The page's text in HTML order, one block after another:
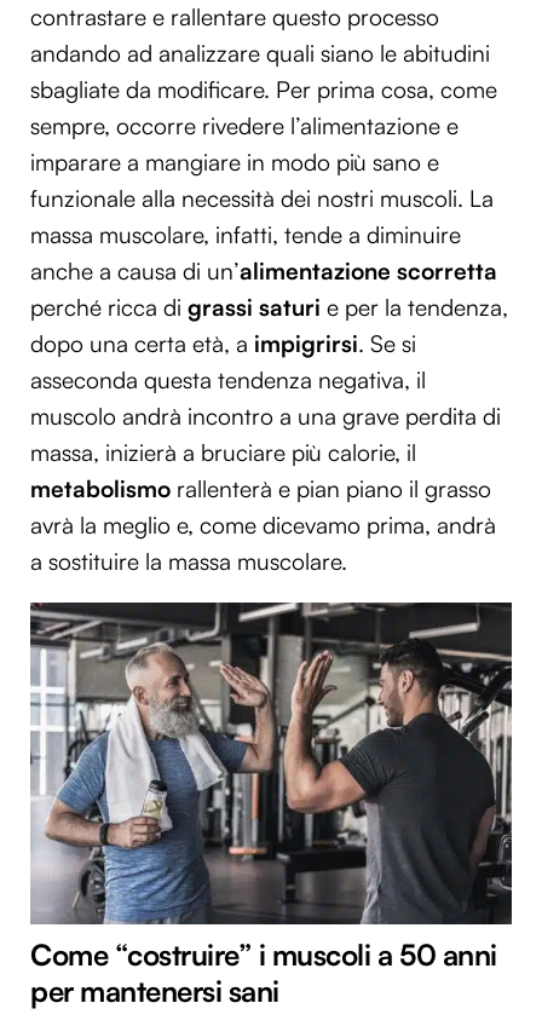
contrastare e rallentare questo processo
andando ad analizzare quali siano le abitudini
sbagliate da modificare. Per prima cosa, come
sempre, occorre rivedere l’alimentazione e
imparare a mangiare in modo più sano e
funzionale alla necessità dei nostri muscoli. La
massa muscolare, infatti, tende a diminuire
anche a causa di un’alimentazione scorretta
perché ricca di grassi saturi e per la tendenza,
dopo una certa età, a impigrirsi. Se si
asseconda questa tendenza negativa, il
muscolo andrà incontro a una grave perdita di
massa, inizierà a bruciare più calorie, il
metabolismo rallenterà e pian piano il grasso
avrà la meglio e, come dicevamo prima, andrà
a sostituire la massa muscolare.
Come “costruire” i muscoli a 50 anni
per mantenersi sani